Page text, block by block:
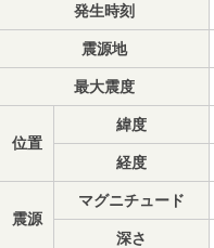
発生時刻
震源地
最大震度
位置
緯度
経度
震源
マグニチュード
深さ